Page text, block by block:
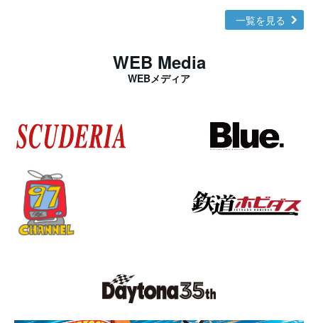
一覧を見る
WEB Media
WEBメディア